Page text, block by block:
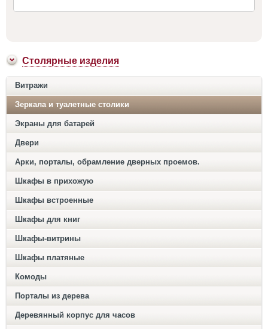
Столярные изделия
Витражи
Зеркала и туалетные столики
Экраны для батарей
Двери
Арки, порталы, обрамление дверных проемов.
Шкафы в прихожую
Шкафы встроенные
Шкафы для книг
Шкафы-витрины
Шкафы платяные
Комоды
Порталы из дерева
Деревянный корпус для часов